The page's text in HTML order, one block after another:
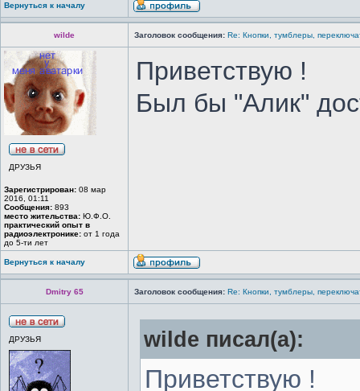
Вернуться к началу
wilde Заголовок сообщения: Re: Кнопки, тумблеры,
ДРУЗЬЯ
Зарегистрирован: 08 мар
2016, 01:11
Сообщения: 893
место жительства: Ю.Ф.О.
практический опыт в
радиоэлектронике: от 1 года
до 5-ти лет
Приветствую !
Был бы "Алик"
Вернуться к началу
Dmitry 65 Заголовок сообщения: Re: Кнопки, тумблеры,
ДРУЗЬЯ wilde писал(а):
Приветствую !